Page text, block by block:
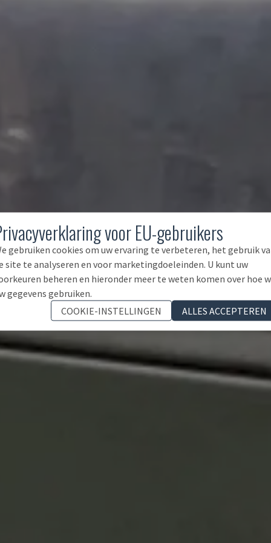
voor EU-gebruikers
gebruiken cookies om uw ervaring te verbeteren, het gebruik
site te analyseren en voor marketingdoeleinden. U kunt uw
beheren en hieronder meer te weten komen over hoe
gegevens gebruiken.
COOKIE-INSTELLINGEN
ALLES ACCEPTEREN